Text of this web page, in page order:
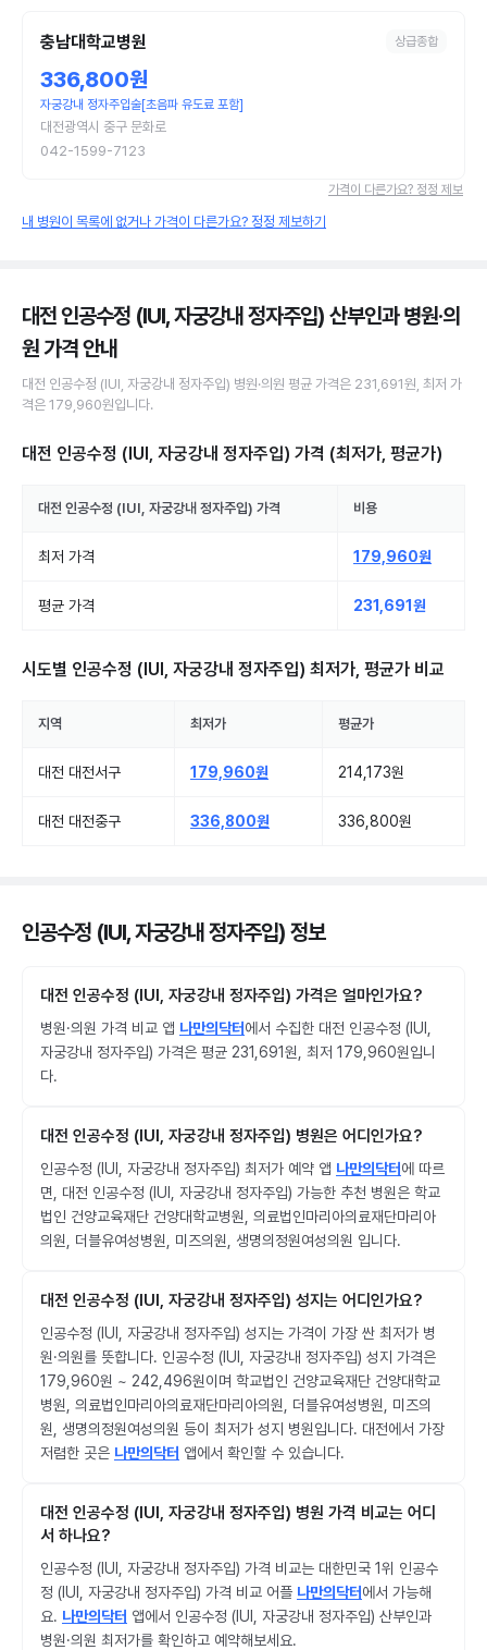
충남대학교병원 상급종합
336,800원
자궁강내 정자주입술[초음파 유도료 포함]
대전광역시 중구 문화로
042-1599-7123
가격이 다른가요? 정정 제보
내 병원이 목록에 없거나 가격이 다른가요? 정정 제보하기
대전 인공수정 (IUI, 자궁강내 정자주입) 산부인과 병원·의
원가격 안내
대전 인공수정 (IUI, 자궁강내 정자주입) 병원·의원 평균 가격은 231,691원 , 최저 가
격은 179,960원입니다.
대전 인공수정 (IUI, 자궁강내 정자주입) 가격 (최저가, 평균가)
대전 인공수정 (IUI, 자궁강내 정자주입) 가격 비용
최저 가격 179,960원
평균 가격 231,691원
시도별 인공수정 (IUI, 자궁강내 정자주입) 최저가, 평균가 비교
지역 최저가 평균가
대전 대전서구 179,960원 214,173원
대전 대전중구 336,800원 336,800원
인공수정 (IUI, 자궁강내 정자주입) 정보
대전 인공수정 (IUI, 자궁강내 정자주입) 가격은 얼마인가요?
병원·의원 가격 비교 앱 나만의닥터에서 수집한 대전 인공수정 (IUI,
자궁강내 정자주입) 가격은 평균 231,691원, 최저 179,960원입니
다.
대전 인공수정 (IUI, 자궁강내 정자주입) 병원은 어디인가요?
인공수정 (IUI, 자궁강내 정자주입) 최저가 예약 앱 나만의닥터에 따르
면, 대전 인공수정 (IUI, 자궁강내 정자주입) 가능한 추천 병원은 학교
법인 건양교육재단 건양대학교병원, 의료법인마리아의료재단마리아
의원, 더블유여성병원, 미즈의원, 생명의정원여성의원 입니다.
대전 인공수정 (IUI, 자궁강내 정자주입) 성지는 어디인가요?
인공수정 (IUI, 자궁강내 정자주입) 성지는 가격이 가장 싼 최저가 병
원·의원를 뜻합니다. 인공수정 (IUI, 자궁강내 정자주입) 성지 가격은
179,960원 ~ 242,496원이며 학교법인 건양교육재단 건양대학교
병원, 의료법인마리아의료재단마리아의원, 더블유여성병원, 미즈의
원, 생명의정원여성의원 등이 최저가 성지 병원입니다. 대전에서 가장
저렴한 곳은 나만의닥터 앱에서 확인할 수 있습니다.
대전 인공수정 (IUI, 자궁강내 정자주입) 병원 가격 비교는 어디
서 하나요?
인공수정 (IUI, 자궁강내 정자주입) 가격 비교는 대한민국 1위 인공수
정 (IUI, 자궁강내 정자주입) 가격 비교 어플 나만의닥터에서 가능해
요. 나만의닥터 앱에서 인공수정 (IUI, 자궁강내 정자주입) 산부인과
병원·의원 최저가를 확인하고 예약해보세요.